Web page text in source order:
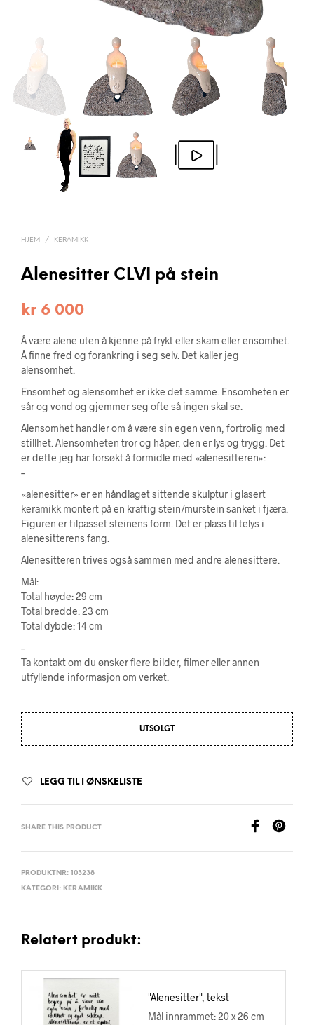
HJEM / KERAMIKK
Alenesitter CLVI på stein
kr 6 000
Å være alene uten å kjenne på frykt eller skam eller ensomhet.
Å finne fred og forankring i seg selv. Det kaller jeg
alensomhet.
Ensomhet og alensomhet er ikke det samme. Ensomheten er
sår og vond og gjemmer seg ofte så ingen skal se.
Alensomhet handler om å være sin egen venn, fortrolig med
stillhet. Alensomheten tror og håper, den er lys og trygg. Det
er dette jeg har forsøkt å formidle med «alenesitteren»:
–
«alenesitter» er en håndlaget sittende skulptur i glasert
keramikk montert på en kraftig stein/murstein sanket i fjæra.
Figuren er tilpasset steinens form. Det er plass til telys i
alenesitterens fang.
Alenesitteren trives også sammen med andre alenesittere.
Mål:
Total høyde: 29 cm
Total bredde: 23 cm
Total dybde: 14 cm
–
Ta kontakt om du ønsker flere bilder, filmer eller annen
utfyllende informasjon om verket.
UTSOLGT
LEGG TIL I ØNSKELISTE
SHARE THIS PRODUCT
PRODUKTNR: 103238
KATEGORI: KERAMIKK
Relatert produkt:
"Alenesitter", tekst
Mål innrammet: 20 x 26 cm